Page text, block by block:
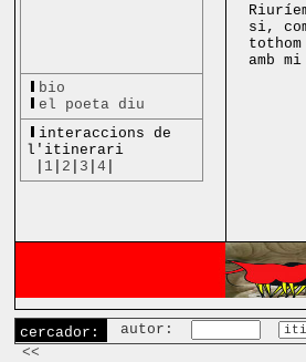
bio
el poeta diu
interaccions de
l'itinerari
1 2 3 |4
si,
amb
cercador: autor:
<<